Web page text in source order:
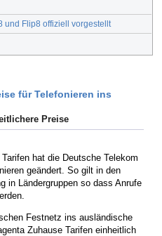
und Flip8 offiziell vorgestellt
für Telefonieren ins
Preise
Tarifen hat die Deutsche Telekom
geändert. So gilt in den
in Ländergruppen so dass Anrufe
Festnetz ins ausländische
Zuhause Tarifen einheitlich